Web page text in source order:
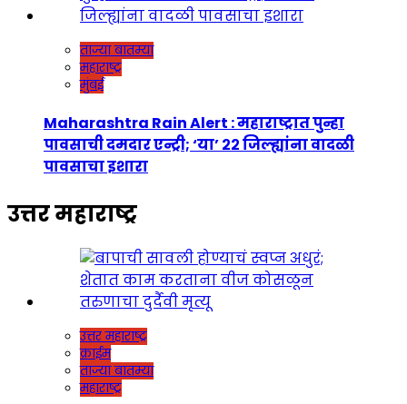
ताज्या बातम्या
महाराष्ट्र
मुंबई
Maharashtra Rain Alert : महाराष्ट्रात पुन्हा
पावसाची दमदार एन्ट्री; ‘या’ २२ जिल्ह्यांना वादळी
पावसाचा इशारा
उत्तर महाराष्ट्र
उत्तर महाराष्ट्र
क्राईम
ताज्या बातम्या
महाराष्ट्र